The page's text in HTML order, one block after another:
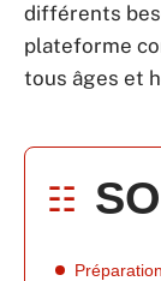
différents
plateforme
tous âges et